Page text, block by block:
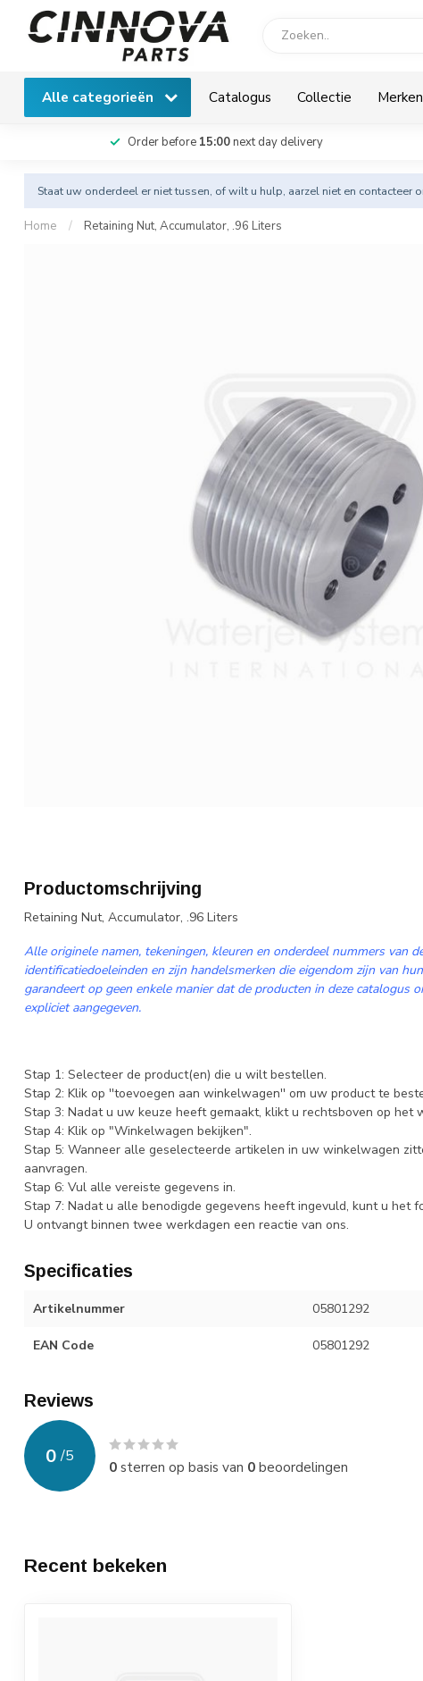
Alle categorieën Catalogus Collectie Merken
Order before 15:00next day delivery
Staat uw onderdeel er niet tussen, of wilt u hulp, aarzel niet en contacteer
Home / Retaining Nut, Accumulator, .96 Liters
Productomschrijving
Retaining Nut, Accumulator, .96 Liters
Alle originele namen, tekeningen, kleuren en onderdeel nummers van
identificatiedoeleinden en zijn handelsmerken die eigendom zijn van
garandeert op geen enkele manier dat de producten in deze
expliciet aangegeven.
Stap 1: Selecteer de product(en) die u wilt bestellen.
Stap 2: Klik op ''toevoegen aan winkelwagen'' om uw product te
Stap 3: Nadat u uw keuze heeft gemaakt, klikt u rechtsboven op het
Stap 4: Klik op "Winkelwagen bekijken".
Stap 5: Wanneer alle geselecteerde artikelen in uw winkelwagen
aanvragen.
Stap 6: Vul alle vereiste gegevens in.
Stap 7: Nadat u alle benodigde gegevens heeft ingevuld, kunt u het
U ontvangt binnen twee werkdagen een reactie van ons.
Specificaties
Artikelnummer 05801292
EAN Code 05801292
Reviews
0 /5
0sterren op basis van 0beoordelingen
Recent bekeken